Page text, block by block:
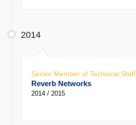
2014
Senior Member of Technical Staff
Reverb Networks
2014 / 2015